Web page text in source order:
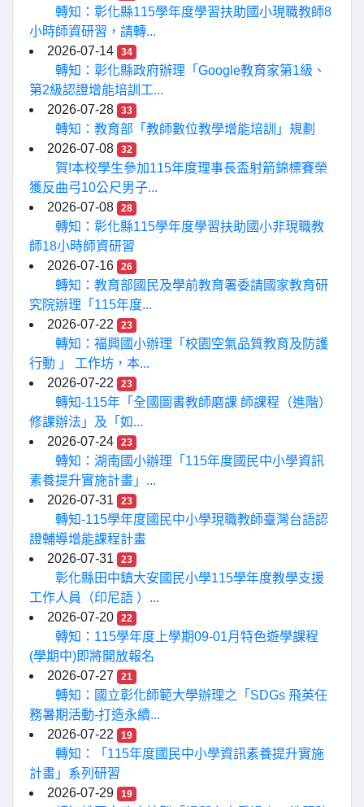
轉知：彰化縣115學年度學習扶助國小現職教師8
小時師資研習，請轉...
2026-07-14
34
轉知：彰化縣政府辦理「Google教育家第1級、
第2級認證增能培訓工...
2026-07-28
33
轉知：教育部「教師數位教學增能培訓」規劃
2026-07-08
32
賀!本校學生參加115年度理事長盃射箭錦標賽榮
獲反曲弓10公尺男子...
2026-07-08
28
轉知：彰化縣115學年度學習扶助國小非現職教
師18小時師資研習
2026-07-16
26
轉知：教育部國民及學前教育署委請國家教育研
究院辦理「115年度...
2026-07-22
23
轉知：福興國小辦理「校園空氣品質教育及防護
行動 」 工作坊，本...
2026-07-22
23
轉知-115年「全國圖書教師磨課 師課程（進階）
修課辦法」及「如...
2026-07-24
23
轉知：湖南國小辦理「115年度國民中小學資訊
素養提升實施計畫」...
2026-07-31
23
轉知-115學年度國民中小學現職教師臺灣台語認
證輔導增能課程計畫
2026-07-31
23
彰化縣田中鎮大安國民小學115學年度教學支援
工作人員（印尼語 ）...
2026-07-20
22
轉知：115學年度上學期09-01月特色遊學課程
(學期中)即將開放報名
2026-07-27
21
轉知：國立彰化師範大學辦理之「SDGs 飛英任
務暑期活動-打造永續...
2026-07-22
19
轉知：「115年度國民中小學資訊素養提升實施
計畫」系列研習
2026-07-29
19